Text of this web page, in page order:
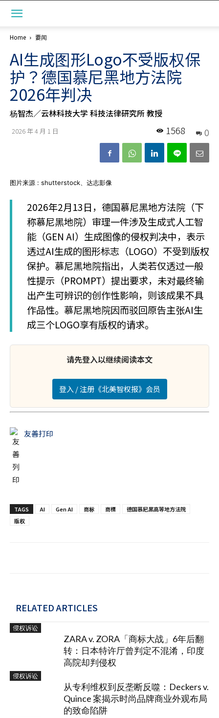
Home 要闻
AI生成图形Logo不受版权保
护？德国慕尼黑地方法院
2026年判决
杨智杰／云林科技大学 科技法律研究所 教授
2026 年 4 月 1 日 0
1568
图片来源 : shutterstock、达志影像
2026年2月13日，德国慕尼黑地方法院（下
称慕尼黑地院）审理一件涉及生成式人工智
能（GEN AI）生成图像的侵权判决中，表示
透过AI生成的图形标志（LOGO）不受到版权
保护。慕尼黑地院指出，人类若仅透过一般
性提示（PROMPT）提出要求，未对最终输
出产生可辨识的创作性影响，则该成果不具
作品性。慕尼黑地院因而驳回原告主张AI生
成三个LOGO享有版权的请求。
请先登入以继续阅读本文
登入 / 注册《北美智权报》会员
友善打印
TAGS AI Gen AI 商标 商標
德国慕尼黑高等地方法院
版权
RELATED ARTICLES
侵权诉讼
ZARA v. ZORA「商标大战」6年后翻
转：日本特许厅曾判定不混淆，印度
高院却判侵权
侵权诉讼
从专利维权到反垄断反噬：Deckers v.
Quince 案揭示时尚品牌商业外观布局
的致命陷阱